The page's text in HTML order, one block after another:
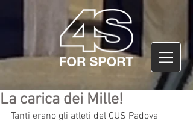
La carica dei Mille!
Tanti erano gli atleti del CUS Padova